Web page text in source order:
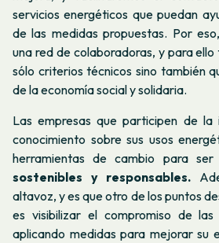
servicios energéticos que puedan
de las medidas propuestas. Por
una red de colaboradoras, y para
sólo criterios técnicos sino también
de la economía social y solidaria.
Las empresas que participen de la
conocimiento sobre sus usos
herramientas de cambio para ser
sostenibles y responsables.
altavoz, y es que otro de los puntos
es visibilizar el compromiso de
aplicando medidas para mejorar su